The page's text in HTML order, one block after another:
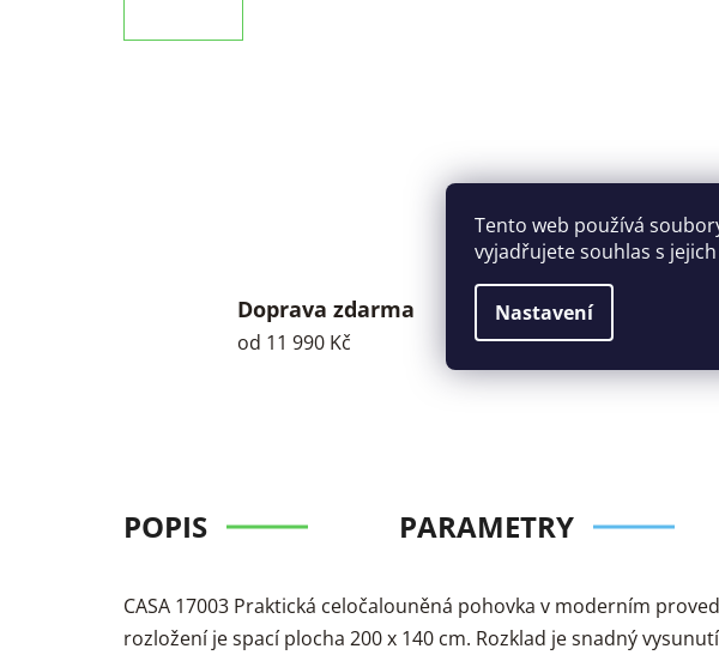
Tento web používá
vyjadřujete souhlas s
Nastavení
Doprava zdarma
od 11 990 Kč
Perfektní
zákaznická
POPIS PARAMETRY
CASA 17003 Praktická celočalouněná pohovka v moderním
rozložení je spací plocha 200 x 140 cm. Rozklad je snadný